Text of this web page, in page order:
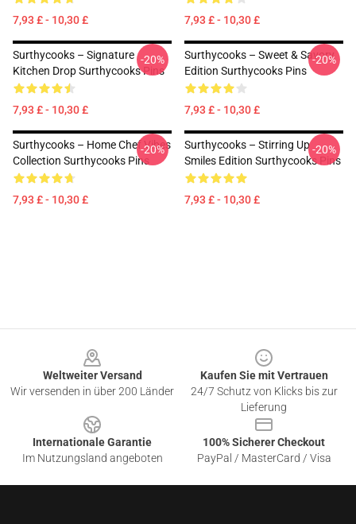
7,93 £ - 10,30 £ 7,93 £ - 10,30 £
Surthycooks – Signature
Kitchen Drop Surthycooks Pins
7,93 £ - 10,30 £
-20%
Surthycooks – Sweet & Savory
Edition Surthycooks Pins
7,93 £ - 10,30 £
-20%
Surthycooks – Home Chef Vibes
Collection Surthycooks Pins
7,93 £ - 10,30 £
-20%
Surthycooks – Stirring Up
Smiles Edition Surthycooks Pins
7,93 £ - 10,30 £
-20%
Weltweiter Versand
Wir versenden in über 200 Länder
Kaufen Sie mit Vertrauen
24/7 Schutz von Klicks bis zur
Lieferung
Internationale Garantie
Im Nutzungsland angeboten
100% Sicherer Checkout
PayPal / MasterCard / Visa